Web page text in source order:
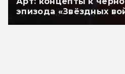
эпизода «Звёздных